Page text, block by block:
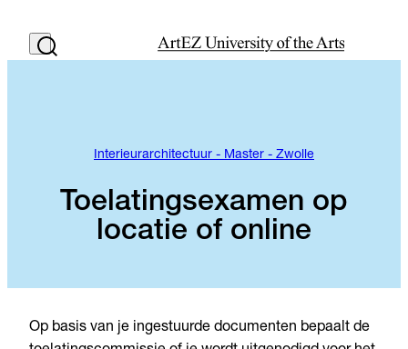
Interieurarchitectuur - Master - Zwolle
Toelatingsexamen op
locatie of online
Op basis van je ingestuurde documenten bepaalt de